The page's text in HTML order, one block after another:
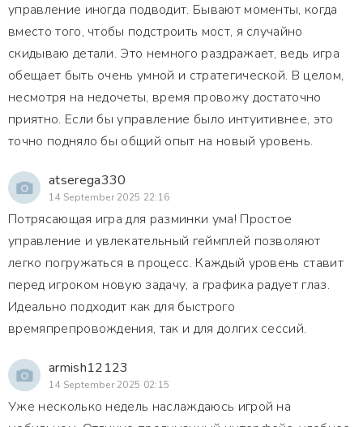
управление иногда подводит. Бывают моменты, когда
вместо того, чтобы подстроить мост, я случайно
скидываю детали. Это немного раздражает, ведь игра
обещает быть очень умной и стратегической. В целом,
несмотря на недочеты, время провожу достаточно
приятно. Если бы управление было интуитивнее, это
точно подняло бы общий опыт на новый уровень.
atserega330
14 September 2025 22:16
Потрясающая игра для разминки ума! Простое
управление и увлекательный геймплей позволяют
легко погружаться в процесс. Каждый уровень ставит
перед игроком новую задачу, а графика радует глаз.
Идеально подходит как для быстрого
времяпрепровождения, так и для долгих сессий.
armish12123
14 September 2025 02:15
Уже несколько недель наслаждаюсь игрой на